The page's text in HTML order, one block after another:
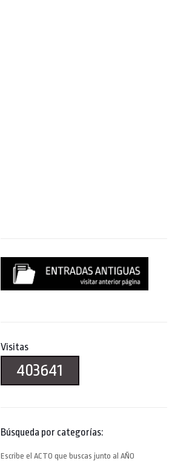
Visitas
403641
Búsqueda por categorías:
Escribe el ACTO que buscas junto al AÑO